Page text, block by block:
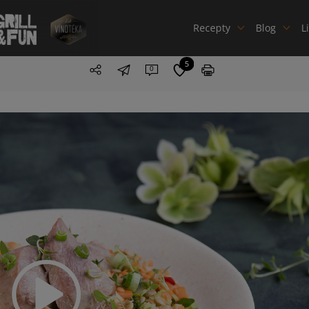
Recepty Blog
0 5